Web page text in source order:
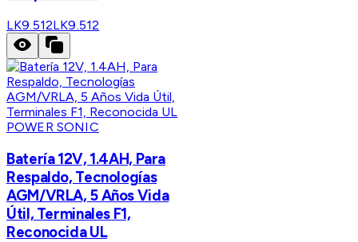
LK9.512LK9.512
POWER SONIC
Batería 12V, 1.4AH, Para
Respaldo, Tecnologías
AGM/VRLA, 5 Años Vida
Útil, Terminales F1,
Reconocida UL